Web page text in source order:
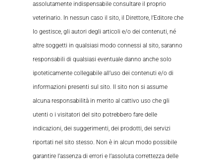
assolutamente indispensabile consultare il proprio
veterinario. In nessun caso il sito, il Direttore, l’Editore che
lo gestisce, gli autori degli articoli e/o dei contenuti, né
altre soggetti in qualsiasi modo connessi al sito, saranno
responsabili di qualsiasi eventuale danno anche solo
ipoteticamente collegabile all’uso dei contenuti e/o di
informazioni presenti sul sito. Il sito non si assume
alcuna responsabilità in merito al cattivo uso che gli
utenti o i visitatori del sito potrebbero fare delle
indicazioni, dei suggerimenti, dei prodotti, dei servizi
riportati nel sito stesso. Non è in alcun modo possibile
garantire l’assenza di errori e l’assoluta correttezza delle